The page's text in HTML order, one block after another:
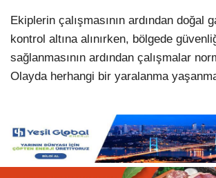
Ekiplerin çalışmasının ardından doğal
kontrol altına alınırken, bölgede
sağlanmasının ardından çalışmalar
Olayda herhangi bir yaralanma